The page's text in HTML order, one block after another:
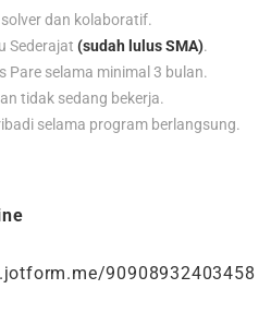
dan kolaboratif.
Sederajat (sudah lulus SMA).
Pare selama minimal 3 bulan.
tidak sedang bekerja.
selama program berlangsung.
90908932403458